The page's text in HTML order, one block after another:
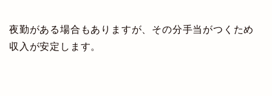
夜勤がある場合もありますが、その分手当がつくため
収入が安定します。